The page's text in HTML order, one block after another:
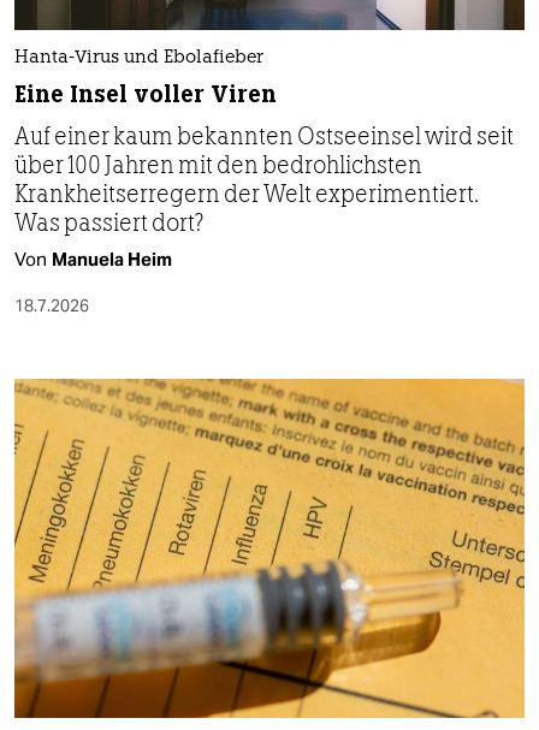
Hanta-Virus und Ebolafieber
Eine Insel voller Viren
Auf einer kaum bekannten Ostseeinsel wird seit
über 100 Jahren mit den bedrohlichsten
Krankheitserregern der Welt experimentiert.
Was passiert dort?
Von Manuela Heim
18.7.2026